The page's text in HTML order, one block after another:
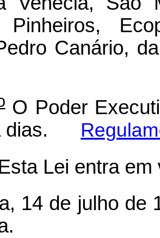
Pinheiros,
Canário,
O Poder
dias.
Lei entra
de julho de